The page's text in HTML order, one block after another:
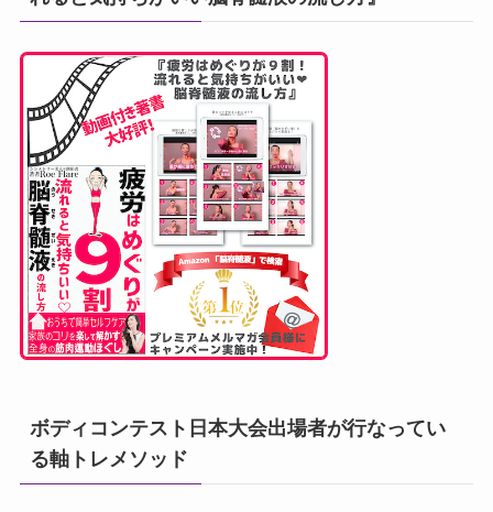
ボディコンテスト日本大会出場者が行なってい
る軸トレメソッド